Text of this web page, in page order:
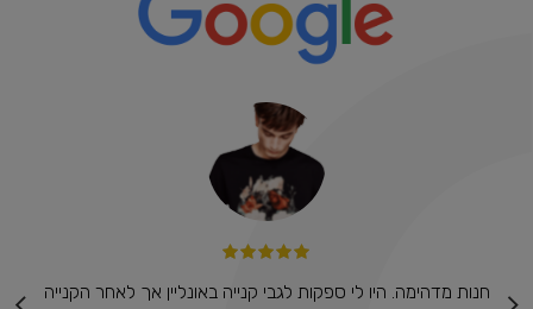
חנות מדהימה. היו לי ספקות לגבי קנייה באונליין אך לאחר הקנייה